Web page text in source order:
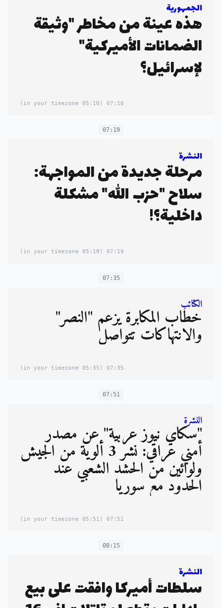
الجمهورية
هذه عينة من مخاطر "وثيقة
الضمانات الأميركية"
لإسرائيل؟
07:10
(05:10 in your timezone)
07:19
النشرة
مرحلة جديدة من المواجهة:
سلاح "حزب الله" مشكلة
داخلية؟!
07:19
(05:19 in your timezone)
07:35
الكتائب
خطاب المكابرة يزعم "النصر"
والانتهاكات تتواصل
07:35
(05:35 in your timezone)
07:51
النشرة
"سكاي نيوز عربية" عن مصدر
أمني عراقي: نشر 3 ألوية من الجيش
ولوائين من الحشد الشعبي عند
الحدود مع سوريا
07:51
(05:51 in your timezone)
08:15
النشرة
سلطات أميركا وافقت على بيع